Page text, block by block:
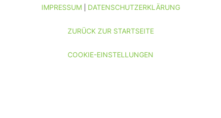
IMPRESSUM| DATENSCHUTZERKLÄRUNG
ZURÜCK ZUR STARTSEITE
COOKIE-EINSTELLUNGEN